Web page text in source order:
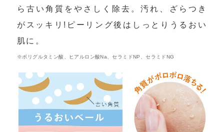
ら古い角質をやさしく除去。汚れ、ざらつき
がスッキリ!ピーリング後はしっとりうるおい
肌に。
※ボリグルタミン酸、ヒアルロン酸Na、セラミドNP、セラミドNG